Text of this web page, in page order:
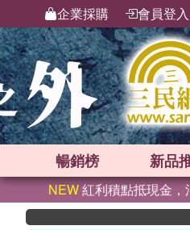
企業採購 會員登入
暢銷榜 新品
NEW紅利積點抵現金